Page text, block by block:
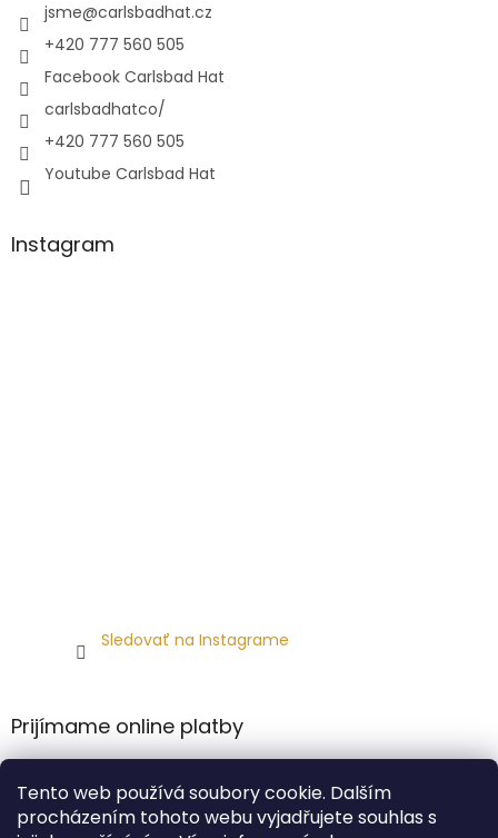
Tento web používá soubory cookie. Dalším
procházením tohoto webu vyjadřujete souhlas s
jsme@carlsbadhat.cz
+420 777 560 505
Facebook Carlsbad Hat
carlsbadhatco/
+420 777 560 505
Youtube Carlsbad Hat
Instagram
Sledovať na Instagrame
Prijímame online platby